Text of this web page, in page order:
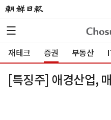
재테크 증권 부동산
[특징주] 애경산업,